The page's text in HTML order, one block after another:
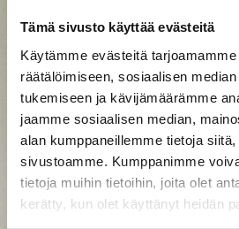
Tämä sivusto käyttää evästeitä
Käytämme evästeitä
räätälöimiseen, sosiaalisen
tukemiseen ja kävijämäärämme
jaamme sosiaalisen median,
alan kumppaneillemme tietoja
sivustoamme. Kumppanimme
tietoja muihin tietoihin, joita olet
kerätty, kun olet käyttänyt heidän